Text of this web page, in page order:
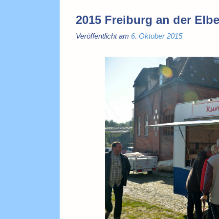
2015 Freiburg an der Elbe
Veröffentlicht am 6. Oktober 2015